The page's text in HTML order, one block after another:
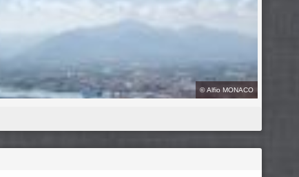
©Alfio MONACO